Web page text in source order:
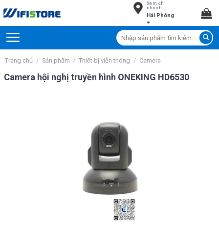
to
Xem chi
nhánh
Hải Phòng
Tìm
kiếm:
Trang chủ / Sản phẩm / Thiết bị viễn thông / Camera
Camera hội nghị truyền hình ONEKING HD6530